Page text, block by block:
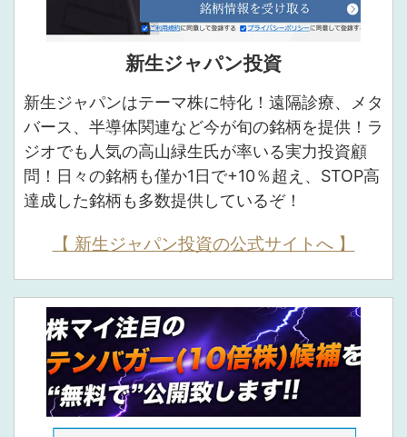
新生ジャパン投資
新生ジャパンはテーマ株に特化！遠隔診療、メタ
バース、半導体関連など今が旬の銘柄を提供！ラ
ジオでも人気の高山緑生氏が率いる実力投資顧
問！日々の銘柄も僅か1日で+10％超え、STOP高
達成した銘柄も多数提供しているぞ！
【 新生ジャパン投資の公式サイトへ 】